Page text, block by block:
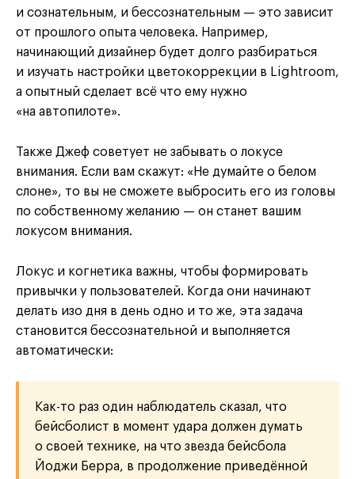
и сознательным, и бессознательным — это зависит
от прошлого опыта человека. Например,
начинающий дизайнер будет долго разбираться
и изучать настройки цветокоррекции в Lightroom,
а опытный сделает всё что ему нужно
«на автопилоте».
Также Джеф советует не забывать о локусе
внимания. Если вам скажут: «Не думайте о белом
слоне», то вы не сможете выбросить его из головы
по собственному желанию — он станет вашим
локусом внимания.
Локус и когнетика важны, чтобы формировать
привычки у пользователей. Когда они начинают
делать изо дня в день одно и то же, эта задача
становится бессознательной и выполняется
автоматически:
Как-то раз один наблюдатель сказал, что
бейсболист в момент удара должен думать
о своей технике, на что звезда бейсбола
Йоджи Берра, в продолжение приведённой